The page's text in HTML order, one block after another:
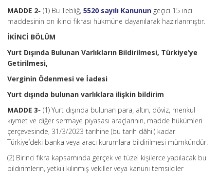
MADDE 2- (1) Bu Tebliğ, 5520 sayılı Kanunun geçici 15 inci
maddesinin on ikinci fıkrası hükmüne dayanılarak hazırlanmıştır.
İKİNCİ BÖLÜM
Yurt Dışında Bulunan Varlıkların Bildirilmesi, Türkiye’ye
Getirilmesi,
Verginin Ödenmesi ve İadesi
Yurt dışında bulunan varlıklara ilişkin bildirim
MADDE 3- (1) Yurt dışında bulunan para, altın, döviz, menkul
kıymet ve diğer sermaye piyasası araçlarının, madde hükümleri
çerçevesinde, 31/3/2023 tarihine (bu tarih dâhil) kadar
Türkiye’deki banka veya aracı kurumlara bildirilmesi mümkündür.
(2) Birinci fıkra kapsamında gerçek ve tüzel kişilerce yapılacak bu
bildirimlerin, yetkili kılınmış vekiller veya kanuni temsilciler